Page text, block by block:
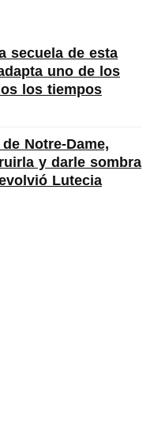
secuela de esta
uno de los
los tiempos
Notre-Dame,
y darle sombra
Lutecia